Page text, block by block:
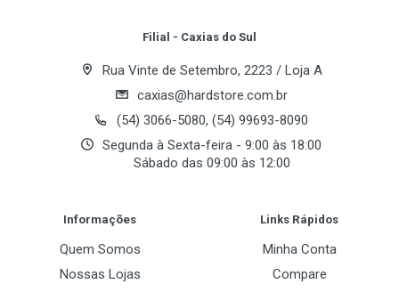
Filial - Caxias do Sul
Rua Vinte de Setembro, 2223 / Loja A
caxias@hardstore.com.br
(54) 3066-5080, (54) 99693-8090
Segunda à Sexta-feira - 9:00 às 18:00
Sábado das 09:00 às 12:00
Informações
Quem Somos
Nossas Lojas
Links Rápidos
Minha Conta
Compare